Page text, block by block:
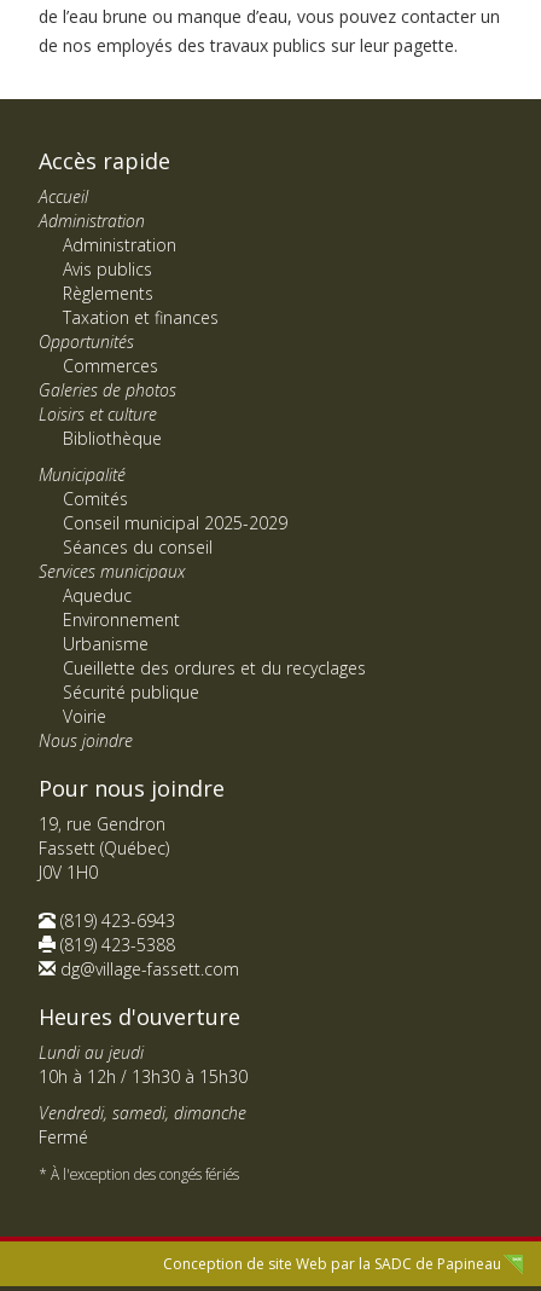
de l’eau brune ou manque d’eau, vous pouvez contacter un
de nos employés des travaux publics sur leur pagette.
Accès rapide
Accueil
Administration
Administration
Avis publics
Règlements
Taxation et finances
Opportunités
Commerces
Galeries de photos
Loisirs et culture
Bibliothèque
Municipalité
Comités
Conseil municipal 2025-2029
Séances du conseil
Services municipaux
Aqueduc
Environnement
Urbanisme
Cueillette des ordures et du recyclages
Sécurité publique
Voirie
Nous joindre
Pour nous joindre
19, rue Gendron
Fassett (Québec)
J0V 1H0
(819) 423-6943
(819) 423-5388
dg@village-fassett.com
Heures d'ouverture
Lundi au jeudi
10h à 12h / 13h30 à 15h30
Vendredi, samedi, dimanche
Fermé
* À l'exception des congés fériés
Conception de site Web par la SADC de Papineau